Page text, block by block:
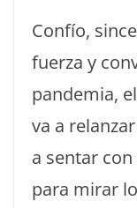
Confío,
fuerza y
pandemia,
va a
a sentar
para mirar